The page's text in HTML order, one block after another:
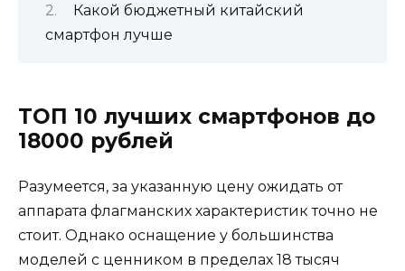
Какой бюджетный китайский
смартфон лучше
ТОП 10 лучших смартфонов до
18000 рублей
Разумеется, за указанную цену ожидать от
аппарата флагманских характеристик точно не
стоит. Однако оснащение у большинства
моделей с ценником в пределах 18 тысяч